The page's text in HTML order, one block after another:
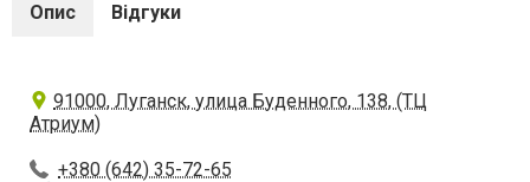
Опис Відгуки
91000, Луганск, улица Буденного, 138, (ТЦ
Атриум)
+380 (642) 35-72-65